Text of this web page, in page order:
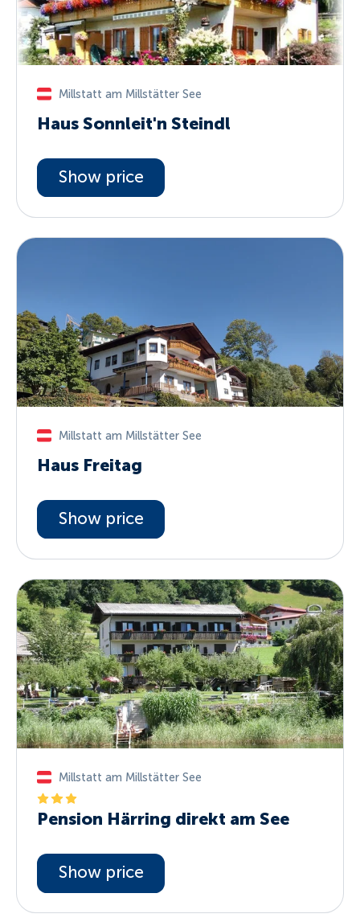
Millstatt am Millstätter See
Haus Sonnleit'n Steindl
Show price
Millstatt am Millstätter See
Haus Freitag
Show price
Millstatt am Millstätter See
Pension Härring direkt am See
Show price